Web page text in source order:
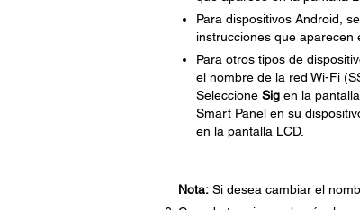
Para dispositivos Android,
instrucciones que aparecen
Para otros tipos de
el nombre de la red Wi-Fi
Seleccione Sigen la
Smart Panel en su
en la pantalla LCD.
Nota:Si desea cambiar el